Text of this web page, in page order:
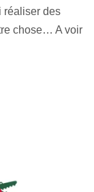
réaliser des
chose… A voir